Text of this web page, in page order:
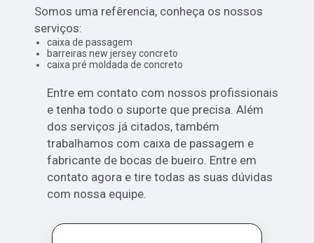
Somos uma refêrencia, conheça os nossos
serviços:
caixa de passagem
barreiras new jersey concreto
caixa pré moldada de concreto
Entre em contato com nossos profissionais
e tenha todo o suporte que precisa. Além
dos serviços já citados, também
trabalhamos com caixa de passagem e
fabricante de bocas de bueiro. Entre em
contato agora e tire todas as suas dúvidas
com nossa equipe.